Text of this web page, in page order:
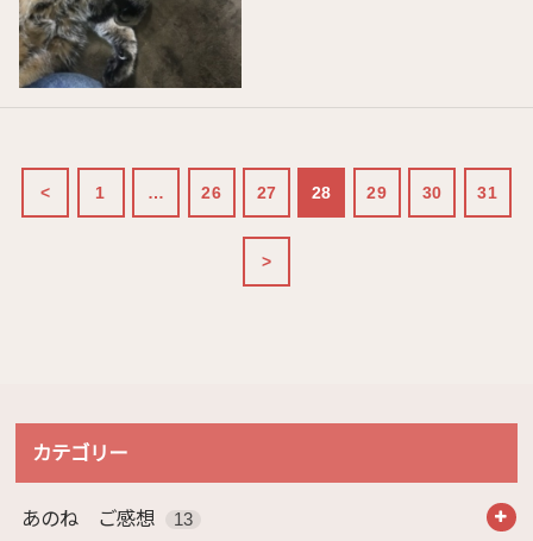
< 1 … 26 27 28 29 30 31
>
カテゴリー
あのね ご感想 13